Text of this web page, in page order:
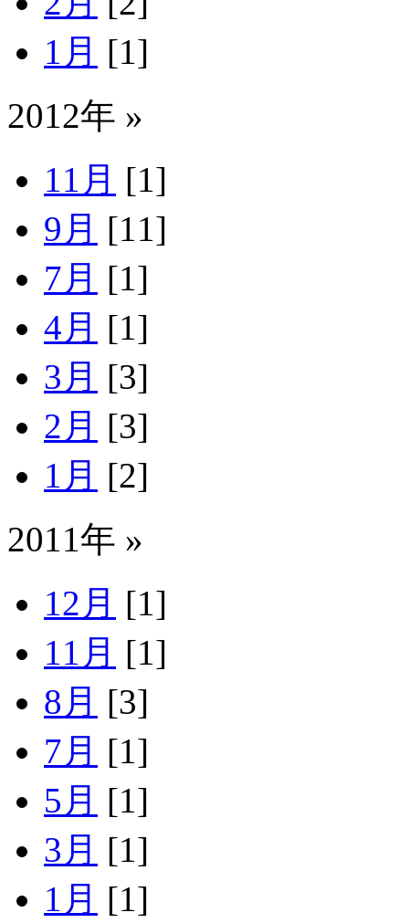
1月 [1]
2012年 »
11月 [1]
9月 [11]
7月 [1]
4月 [1]
3月 [3]
2月 [3]
1月 [2]
2011年 »
12月 [1]
11月 [1]
8月 [3]
7月 [1]
5月 [1]
3月 [1]
1月 [1]